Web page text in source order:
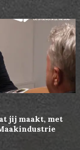
jij maakt, met